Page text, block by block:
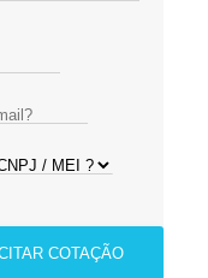
COTAÇÃO